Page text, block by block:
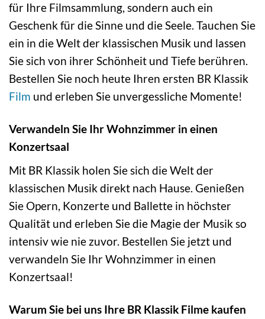
für Ihre Filmsammlung, sondern auch ein
Geschenk für die Sinne und die Seele. Tauchen Sie
ein in die Welt der klassischen Musik und lassen
Sie sich von ihrer Schönheit und Tiefe berühren.
Bestellen Sie noch heute Ihren ersten BR Klassik
Film und erleben Sie unvergessliche Momente!
Verwandeln Sie Ihr Wohnzimmer in einen
Konzertsaal
Mit BR Klassik holen Sie sich die Welt der
klassischen Musik direkt nach Hause. Genießen
Sie Opern, Konzerte und Ballette in höchster
Qualität und erleben Sie die Magie der Musik so
intensiv wie nie zuvor. Bestellen Sie jetzt und
verwandeln Sie Ihr Wohnzimmer in einen
Konzertsaal!
Warum Sie bei uns Ihre BR Klassik Filme kaufen